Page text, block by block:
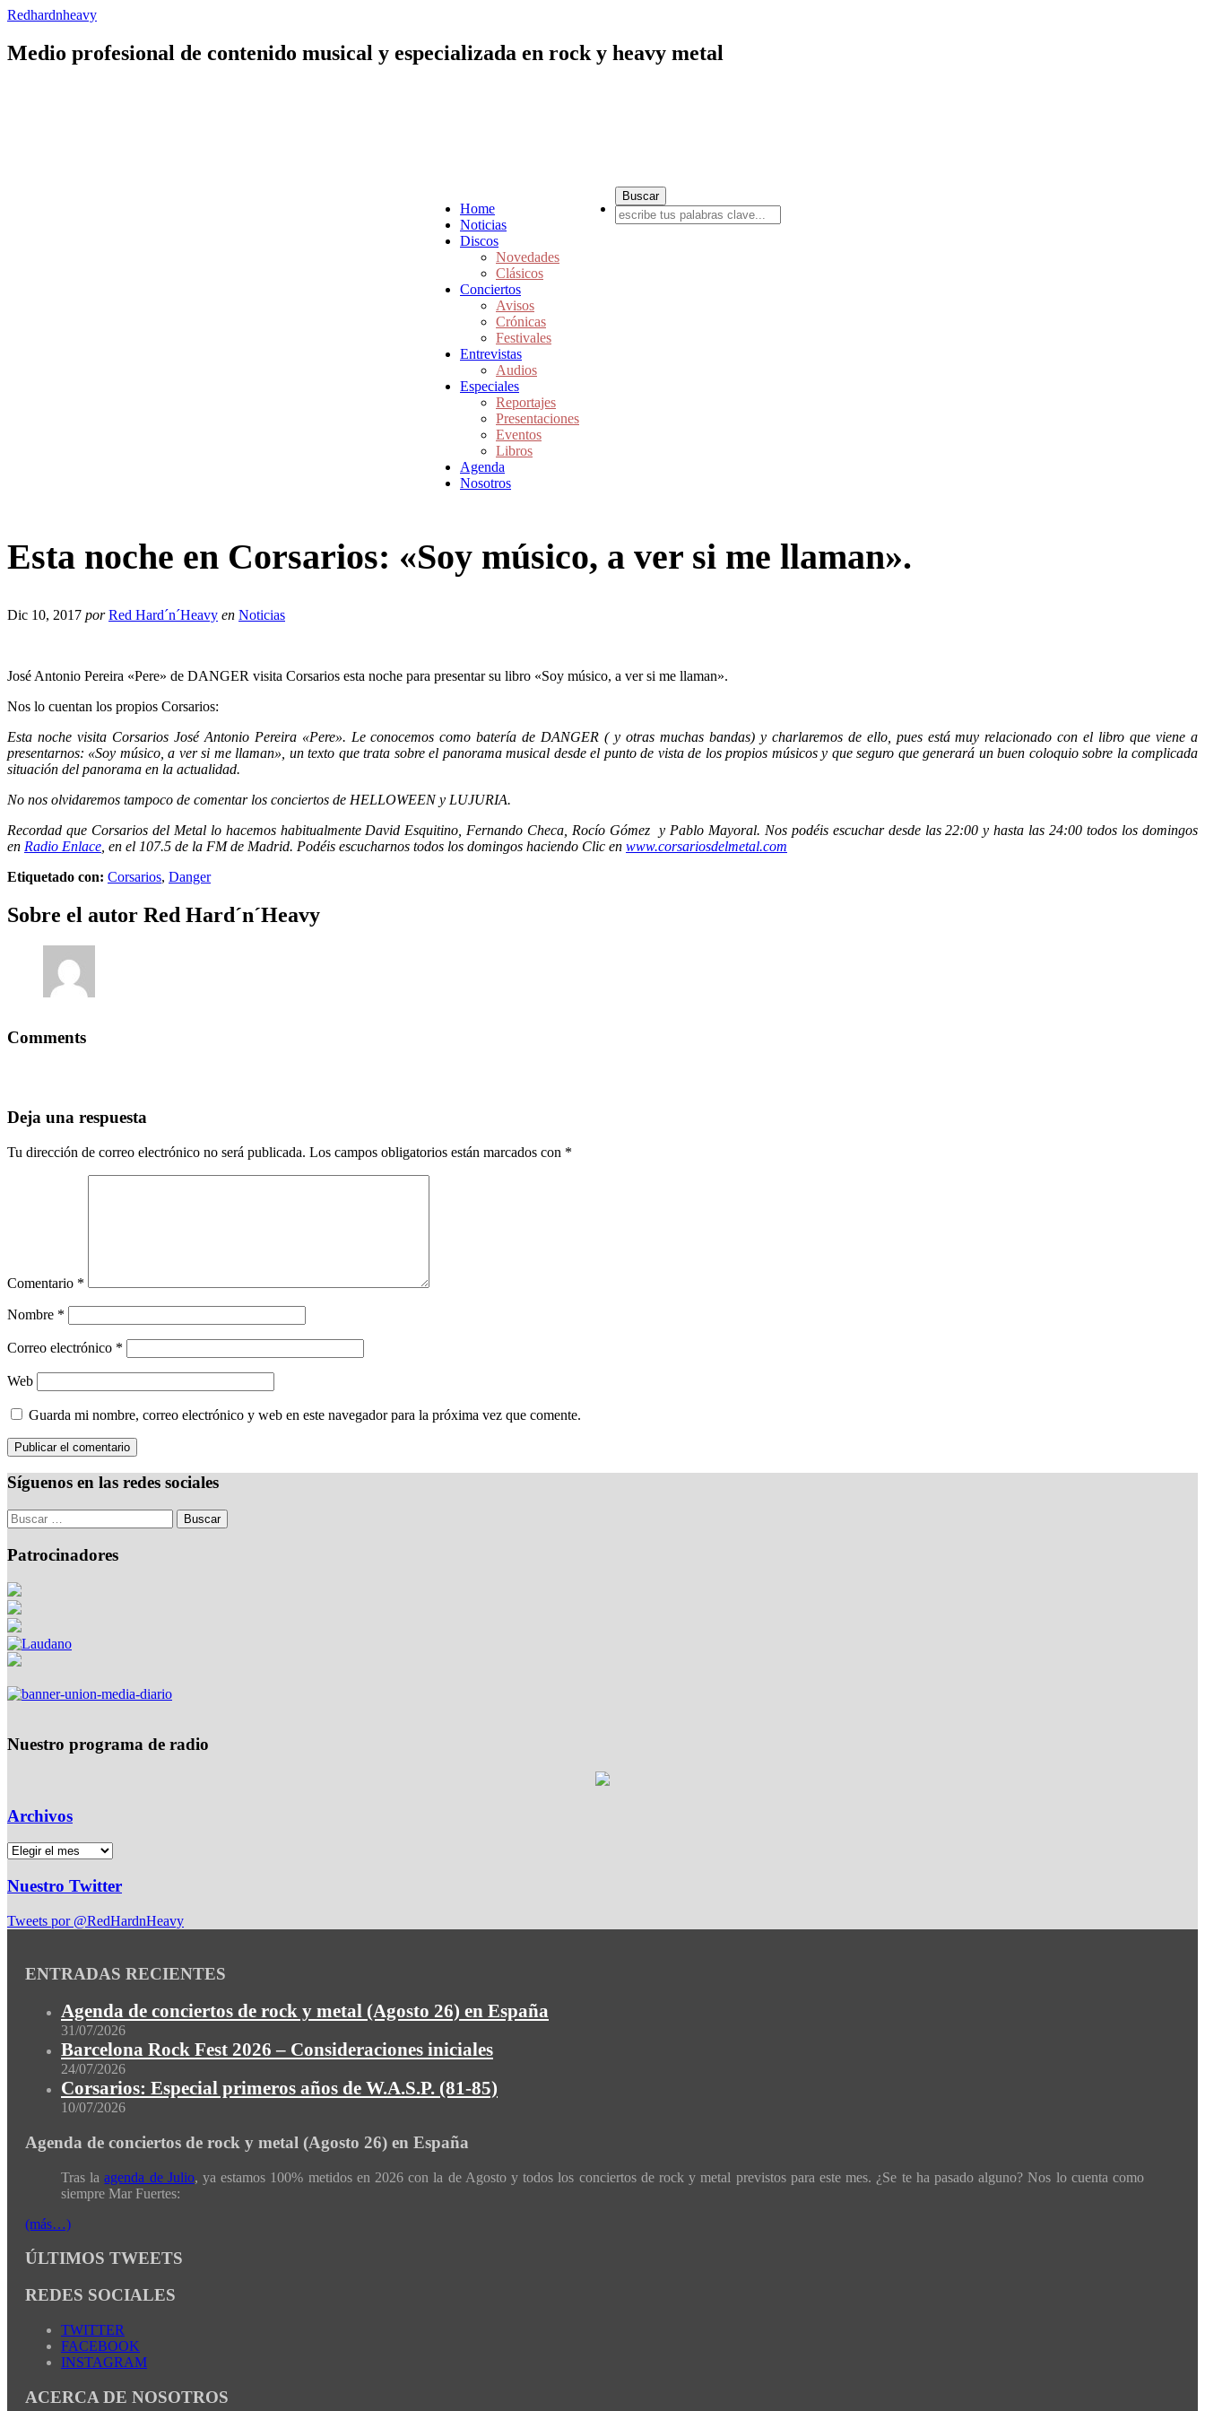
Redhardnheavy
Medio profesional de contenido musical y especializada en rock y heavy metal
Home
Noticias
Discos
Novedades
Clásicos
Conciertos
Avisos
Crónicas
Festivales
Entrevistas
Audios
Especiales
Reportajes
Presentaciones
Eventos
Libros
Agenda
Nosotros
Esta noche en Corsarios: «Soy músico, a ver si me llaman».
Dic 10, 2017 por Red Hard´n´Heavy en Noticias
José Antonio Pereira «Pere» de DANGER visita Corsarios esta noche para presentar su libro «Soy músico, a ver si me llaman».
Nos lo cuentan los propios Corsarios:
Esta noche visita Corsarios José Antonio Pereira «Pere». Le conocemos como batería de DANGER ( y otras muchas bandas) y charlaremos de ello, pues está muy relacionado con el libro que viene a
presentarnos: «Soy músico, a ver si me llaman», un texto que trata sobre el panorama musical desde el punto de vista de los propios músicos y que seguro que generará un buen coloquio sobre la complicada
situación del panorama en la actualidad.
No nos olvidaremos tampoco de comentar los conciertos de HELLOWEEN y LUJURIA.
Recordad que Corsarios del Metal lo hacemos habitualmente David Esquitino, Fernando Checa, Rocío Gómez y Pablo Mayoral. Nos podéis escuchar desde las 22:00 y hasta las 24:00 todos los domingos
en Radio Enlace , en el 107.5 de la FM de Madrid. Podéis escucharnos todos los domingos haciendo Clic en www.corsariosdelmetal.com
Etiquetado con: Corsarios, Danger
Sobre el autor Red Hard´n´Heavy
Comments
Deja una respuesta
Tu dirección de correo electrónico no será publicada. Los campos obligatorios están marcados con *
Comentario *
Nombre *
Correo electrónico *
Web
Guarda mi nombre, correo electrónico y web en este navegador para la próxima vez que comente.
Síguenos en las redes sociales
Patrocinadores
Nuestro programa de radio
Archivos
Nuestro Twitter
Tweets por @RedHardnHeavy
ENTRADAS RECIENTES
Agenda de conciertos de rock y metal (Agosto 26) en España
31/07/2026
Barcelona Rock Fest 2026 – Consideraciones iniciales
24/07/2026
Corsarios: Especial primeros años de W.A.S.P. (81-85)
10/07/2026
Agenda de conciertos de rock y metal (Agosto 26) en España
Tras laagenda de Julio, ya estamos 100% metidos en 2026 con la de Agosto y todos los conciertos de rock y metal previstos para este mes. ¿Se te ha pasado alguno? Nos lo cuenta como
siempre Mar Fuertes:
(más…)
ÚLTIMOS TWEETS
REDES SOCIALES
TWITTER
FACEBOOK
INSTAGRAM
ACERCA DE NOSOTROS